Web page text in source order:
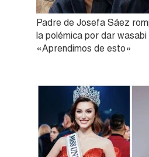
Padre de Josefa Sáez
la polémica por dar
«Aprendimos de esto»